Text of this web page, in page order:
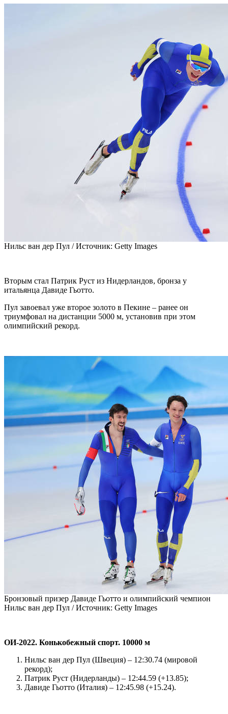
Нильс ван дер Пул /Источник: Getty Images
Вторым стал Патрик Руст из Нидерландов, бронза у
итальянца Давиде Гьотто.
Пул завоевал уже второе золото в Пекине – ранее он
триумфовал на дистанции 5000 м, установив при этом
олимпийский рекорд.
Бронзовый призер Давиде Гьотто и олимпийский чемпион
Нильс ван дер Пул /Источник: Getty Images
ОИ-2022. Конькобежный спорт. 10000 м
Нильс ван дер Пул (Швеция) – 12:30.74 (мировой
рекорд);
Патрик Руст (Нидерланды) – 12:44.59 (+13.85);
Давиде Гьотто (Италия) – 12:45.98 (+15.24).